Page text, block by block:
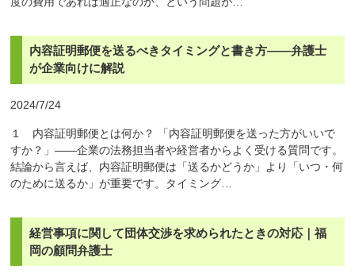
内容証明郵便を送るべきタイミングと書き方——弁護士
が企業向けに解説
2024/7/24
１ 内容証明郵便とは何か？ 「内容証明郵便を送った方がいいで
すか？」——企業の法務担当者や経営者からよく受ける質問です。
結論から言えば、内容証明郵便は「送るかどうか」より「いつ・何
のために送るか」が重要です。タイミング…
経営事項に関して団体交渉を求められたときの対応｜福
岡の顧問弁護士